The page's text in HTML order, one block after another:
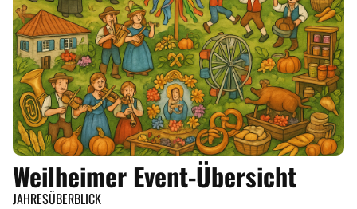
Weilheimer Event-Übersicht
JAHRESÜBERBLICK